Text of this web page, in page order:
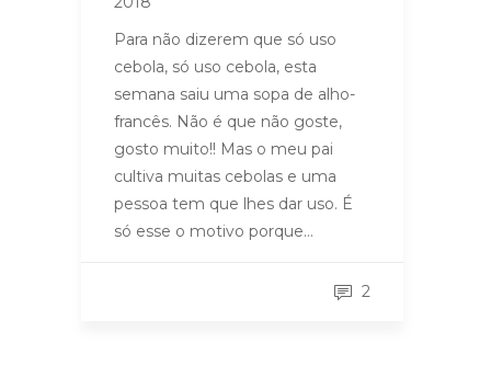
Para não dizerem que só uso
cebola, só uso cebola, esta
semana saiu uma sopa de alho-
francês. Não é que não goste,
gosto muito!! Mas o meu pai
cultiva muitas cebolas e uma
pessoa tem que lhes dar uso. É
só esse o motivo porque…
2